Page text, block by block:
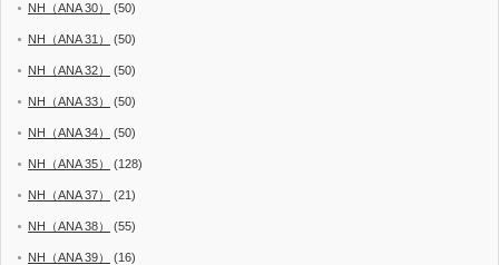
NH（ANA 30） (50)
NH（ANA 31） (50)
NH（ANA 32） (50)
NH（ANA 33） (50)
NH（ANA 34） (50)
NH（ANA 35） (128)
NH（ANA 37） (21)
NH（ANA 38） (55)
NH（ANA 39） (16)